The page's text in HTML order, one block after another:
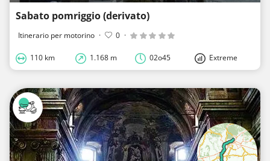
Sabato pomriggio (derivato)
Itinerario per motorino · 0 ·
110 km 1.168 m 02o45 Extreme